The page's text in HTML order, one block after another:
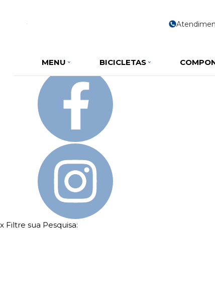
x Filtre sua Pesquisa:
MENU BICICLETAS